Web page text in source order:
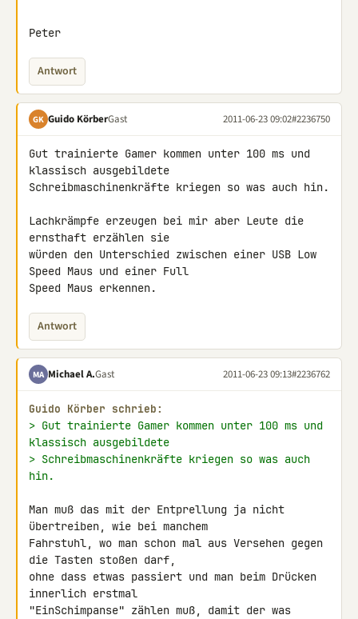
Peter
Antwort
GK Guido KörberGast 2011-06-23 09:02#2236750
Gut trainierte Gamer kommen unter 100 ms und
klassisch ausgebildete
Schreibmaschinenkräfte kriegen so was auch hin.
Lachkrämpfe erzeugen bei mir aber Leute die
ernsthaft erzählen sie
würden den Unterschied zwischen einer USB Low
Speed Maus und einer Full
Speed Maus erkennen.
Antwort
MA Michael A.Gast 2011-06-23 09:13#2236762
Guido Körber schrieb:
> Gut trainierte Gamer kommen unter 100 ms und
klassisch ausgebildete
> Schreibmaschinenkräfte kriegen so was auch
hin.
Man muß das mit der Entprellung ja nicht
übertreiben, wie bei manchem
Fahrstuhl, wo man schon mal aus Versehen gegen
die Tasten stoßen darf,
ohne dass etwas passiert und man beim Drücken
innerlich erstmal
"EinSchimpanse" zählen muß, damit der was